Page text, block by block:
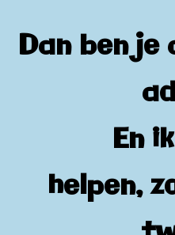
Dan ben
En
helpen,